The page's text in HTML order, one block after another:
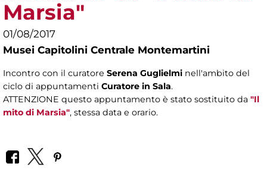
Marsia"
01/08/2017
Musei Capitolini Centrale Montemartini
Incontro con il curatore Serena Guglielmi nell'ambito del
ciclo di appuntamenti Curatore in Sala.
ATTENZIONE questo appuntamento è stato sostituito da "Il
mito di Marsia", stessa data e orario.